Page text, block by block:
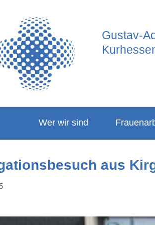
Gustav-
Wer wir sind
Geschichte Geschichte
aus